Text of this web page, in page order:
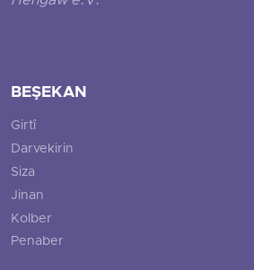
BEŞEKAN
Girtî
Darvekirin
Siza
Jinan
Kolber
Penaber